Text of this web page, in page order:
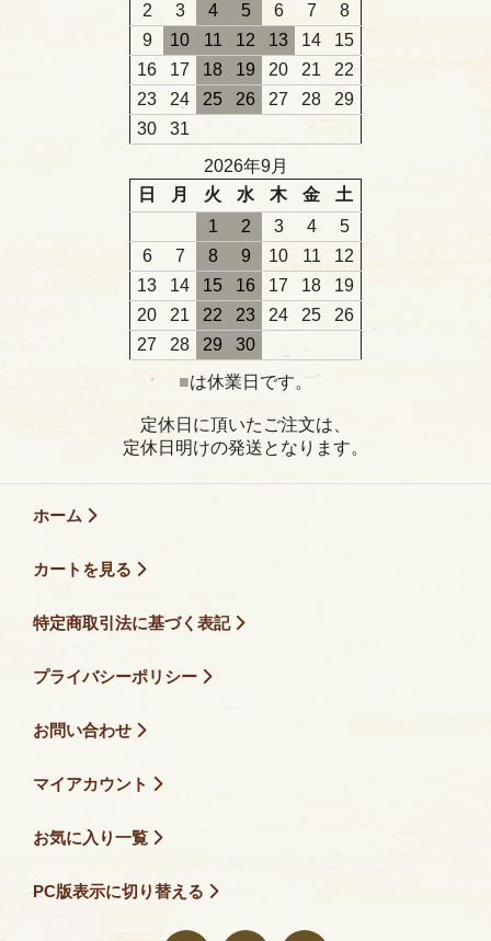
2
3 4 5 6 7
8
9
10 11 12 13 14
15
16
17 18 19 20 21
22
23
24 25 26 27 28
29
30
31
2026年9月
日
月 火 水 木 金
土
1
2 3 4
5
6
7 8 9 10 11
12
13
14 15 16 17 18
19
20
21 22 23 24 25
26
27
28 29
30
■は休業日です。
定休日に頂いたご注文は、
定休日明けの発送となります。
ホーム
カートを見る
特定商取引法に基づく表記
プライバシーポリシー
お問い合わせ
マイアカウント
お気に入り一覧
PC版表示に切り替える